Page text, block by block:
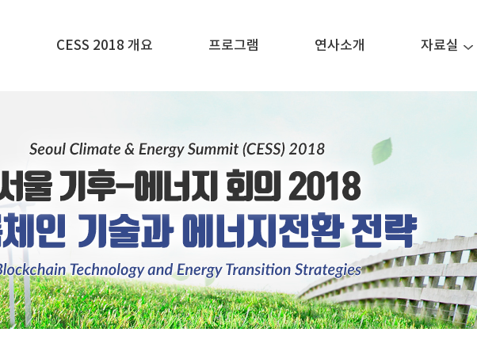
CESS 2018 개요 프로그램 연사소개 자료실